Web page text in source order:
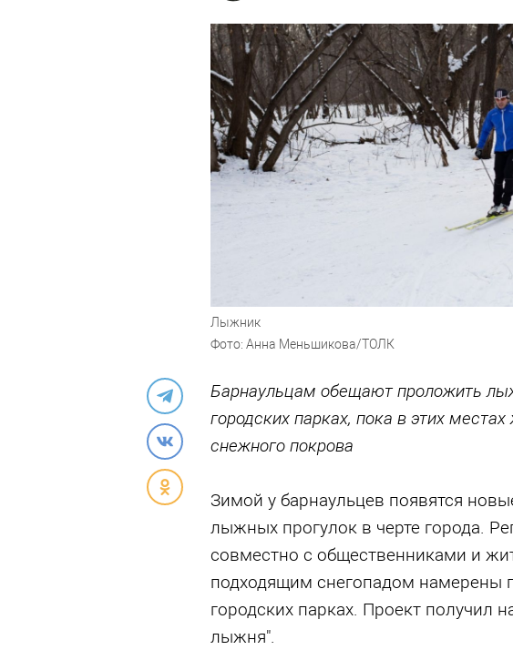
Лыжник
Фото: Анна Меньшикова/ТОЛК
Барнаульцам обещают проложить
городских парках, пока в этих
снежного покрова
Зимой у барнаульцев появятся
лыжных прогулок в черте города.
совместно с общественниками и
подходящим снегопадом намерены
городских парках. Проект получил
лыжня".